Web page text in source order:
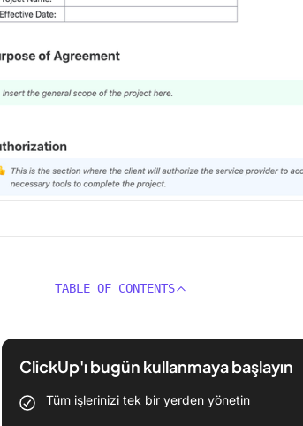
TABLE OF CONTENTS
ClickUp'ı bugün kullanmaya başlayın
Tüm işlerinizi tek bir yerden yönetin